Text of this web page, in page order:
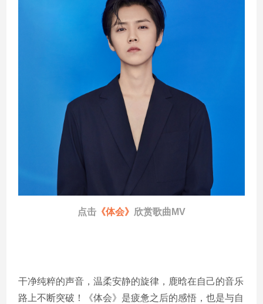
点击 《体会》 欣赏歌曲MV
干净纯粹的声音，温柔安静的旋律，鹿晗在自己的音乐
路上不断突破！《体会》是疲惫之后的感悟，也是与自